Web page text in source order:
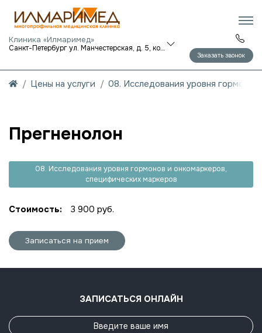
Клиника «Илмаримед»
Санкт-Петербург ул. Манчестерская, д. 5, корп. 1
Заказать звонок
Цены на услуги 08. Исследования уровня
Прегненолон
08. Исследования уровня гормонов и онкомаркеров,
специфических маркеров
Стоимость: 3 900 руб.
Записаться на прием
ЗАПИСАТЬСЯ ОНЛАЙН